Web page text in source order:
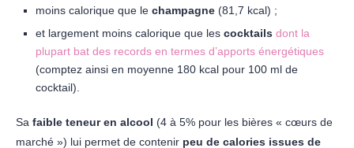
moins calorique que le champagne (81,7 kcal) ;
et largement moins calorique que les cocktails dont la
plupart bat des records en termes d’apports énergétiques
(comptez ainsi en moyenne 180 kcal pour 100 ml de
cocktail).
Sa faible teneur en alcool (4 à 5% pour les bières « cœurs de
marché ») lui permet de contenir peu de calories issues de